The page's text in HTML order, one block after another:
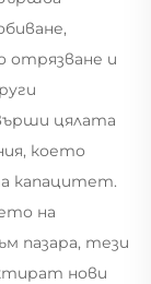
отрязване и
цялата
което
капацитет.
на
пазара, тези
нови